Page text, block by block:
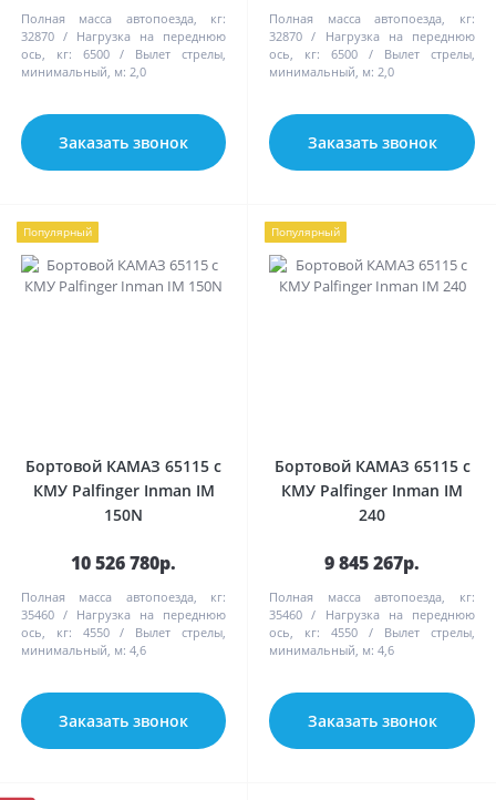
Полная масса автопоезда, кг:
32870
Нагрузка на переднюю
ось, кг:
6500
Вылет стрелы,
минимальный, м: 2,0
Заказать звонок
Полная масса автопоезда, кг:
32870
Нагрузка на переднюю
ось, кг:
6500
Вылет стрелы,
минимальный, м: 2,0
Заказать звонок
Популярный
Бортовой КАМАЗ 65115 с
КМУ Palfinger Inman IM
150N
10 526 780р.
Полная масса автопоезда, кг:
35460
Нагрузка на переднюю
ось, кг:
4550
Вылет стрелы,
минимальный, м: 4,6
Заказать звонок
Популярный
Бортовой КАМАЗ 65115 с
КМУ Palfinger Inman IM
240
9 845 267р.
Полная масса автопоезда, кг:
35460
Нагрузка на переднюю
ось, кг:
4550
Вылет стрелы,
минимальный, м: 4,6
Заказать звонок